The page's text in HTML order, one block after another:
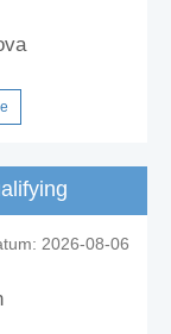
2026-08-06